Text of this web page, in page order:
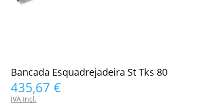
Bancada Esquadrejadeira St Tks 80
435,67€
IVA Incl.